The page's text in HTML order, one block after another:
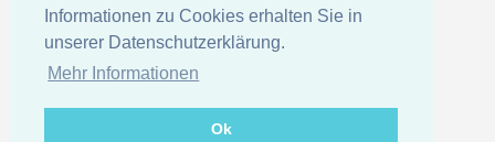
Informationen zu Cookies erhalten Sie in
unserer Datenschutzerklärung.
Mehr Informationen
Ok